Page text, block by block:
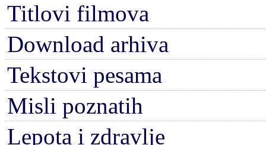
Titlovi filmova
Download arhiva
Tekstovi pesama
Misli poznatih
Lepota i zdravlje